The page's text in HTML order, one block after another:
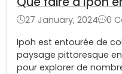
27 January, 2024
0
Ipoh est entourée de
paysage pittoresque
pour explorer de